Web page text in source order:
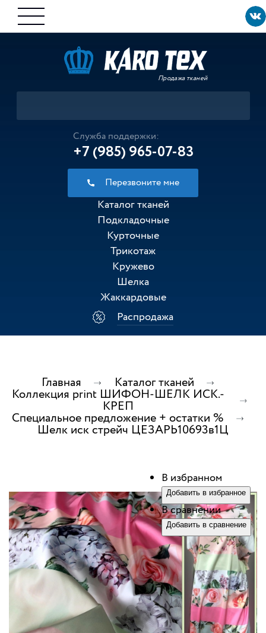
Продажа тканей
Служба поддержки:
+7 (985) 965-07-83
Перезвоните мне
Каталог тканей
Подкладочные
Курточные
Трикотаж
Кружево
Шелка
Жаккардовые
Распродажа
Главная Каталог тканей
Коллекция print ШИФОН-ШЕЛК ИСК.-
КРЕП
Специальное предложение + остатки %
Шелк иск стрейч ЦЕЗАРЬ10693в1Ц
В избранном
Добавить в избранное
В сравнении
Добавить в сравнение